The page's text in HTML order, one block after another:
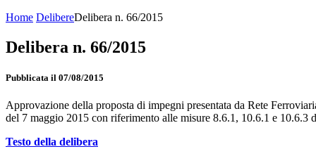
Home DelibereDelibera n. 66/2015
Delibera n. 66/2015
Pubblicata il 07/08/2015
Approvazione della proposta di impegni presentata da Rete
del 7 maggio 2015 con riferimento alle misure 8.6.1, 10.6.1 e 10.6.3
Testo della delibera